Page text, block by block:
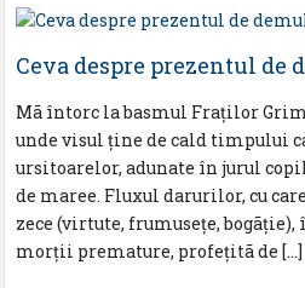
Ceva despre prezentul de
Mã întorc la basmul Fraţilor
unde visul ţine de cald timpului
ursitoarelor, adunate în jurul
de maree. Fluxul darurilor, cu
zece (virtute, frumuseţe,
morţii premature, profeţitã de […]